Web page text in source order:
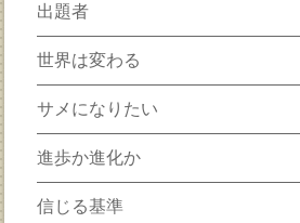
出題者
世界は変わる
サメになりたい
進歩か進化か
信じる基準